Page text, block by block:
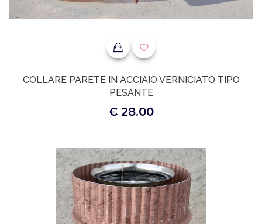
COLLARE PARETE IN ACCIAIO VERNICIATO TIPO
PESANTE
€ 28.00